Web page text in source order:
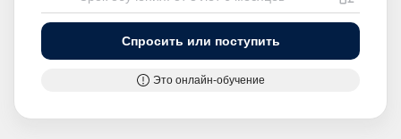
Спросить или поступить
Это онлайн-обучение